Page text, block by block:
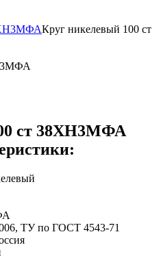
Круг никелевый 100 ст
ст 38ХН3МФА
ТУ по ГОСТ 4543-71